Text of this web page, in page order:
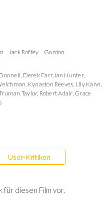
Jack Roffey
Gordon
, Derek Farr, Ian Hunter,
, Kynaston Reeves, Lily Kann,
Taylor, Robert Adair, Grace
User-Kritiken
für diesen Film vor.